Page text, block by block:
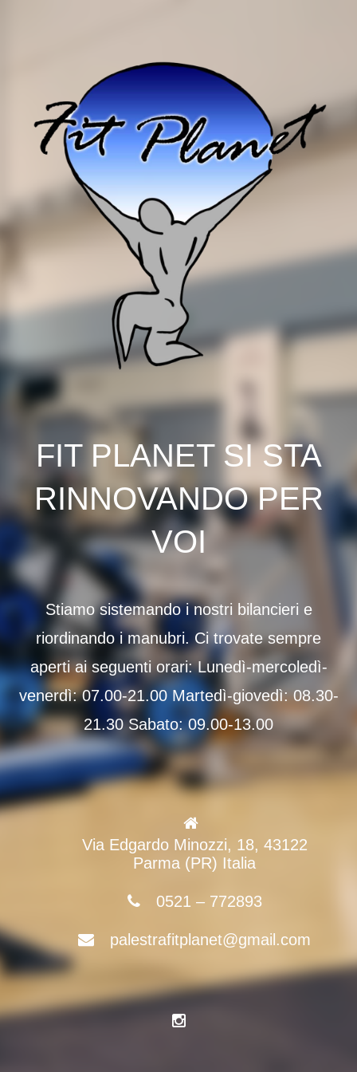
FIT PLANET SI STA
RINNOVANDO PER
VOI
Stiamo sistemando i nostri bilancieri e
riordinando i manubri. Ci trovate sempre
aperti ai seguenti orari: Lunedì-mercoledì-
venerdì: 07.00-21.00 Martedì-giovedì: 08.30-
21.30 Sabato: 09.00-13.00
Via Edgardo Minozzi, 18, 43122
Parma (PR) Italia
0521 – 772893
palestrafitplanet@gmail.com